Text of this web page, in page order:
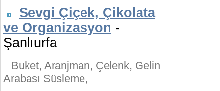
Sevgi Çiçek, Çikolata
ve Organizasyon -
Şanlıurfa
Buket, Aranjman, Çelenk, Gelin
Arabası Süsleme,